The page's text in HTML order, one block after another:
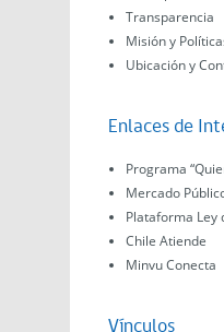
Transparencia
Misión y
Ubicación y
Enlaces de
Programa
Mercado
Plataforma Ley
Chile Atiende
Minvu Conecta
Vínculos